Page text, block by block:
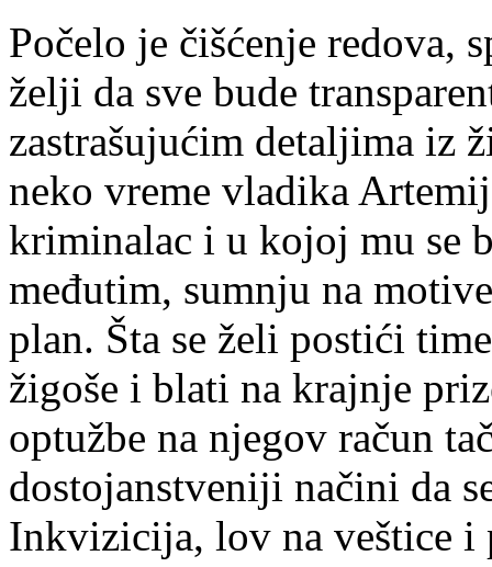
Počelo je čišćenje redova,
želji da sve bude
zastrašujućim detaljima iz
neko vreme vladika
kriminalac i u kojoj mu se
međutim, sumnju na
plan. Šta se želi postići
žigoše i blati na krajnje
optužbe na njegov račun
dostojanstveniji načini da
Inkvizicija, lov na veštice i